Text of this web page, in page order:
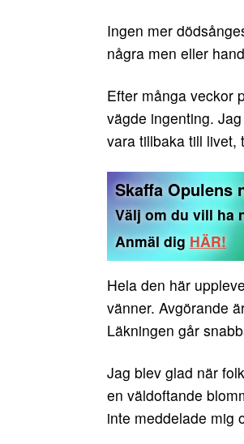
Ingen mer
några men eller
Efter många veckor
vägde ingenting.
vara tillbaka till livet,
Skaffa Opulens
Välj om du vill ha
Anmäl digHÄR!
Hela den här
vänner. Avgörande
Läkningen går
Jag blev glad när
en väldoftande
inte meddelade mig